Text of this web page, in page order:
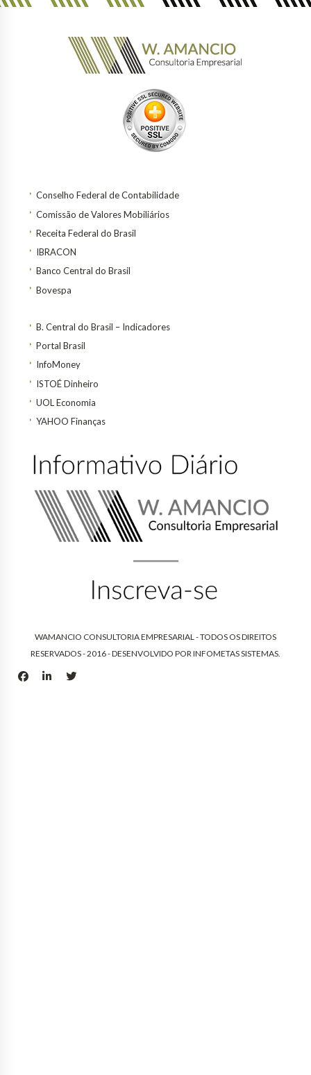
Conselho Federal de Contabilidade
Comissão de Valores Mobiliários
Receita Federal do Brasil
IBRACON
Banco Central do Brasil
Bovespa
B. Central do Brasil – Indicadores
Portal Brasil
InfoMoney
ISTOÉ Dinheiro
UOL Economia
YAHOO Finanças
WAMANCIO CONSULTORIA EMPRESARIAL - TODOS OS DIREITOS
RESERVADOS - 2016 - DESENVOLVIDO PORINFOMETAS SISTEMAS.